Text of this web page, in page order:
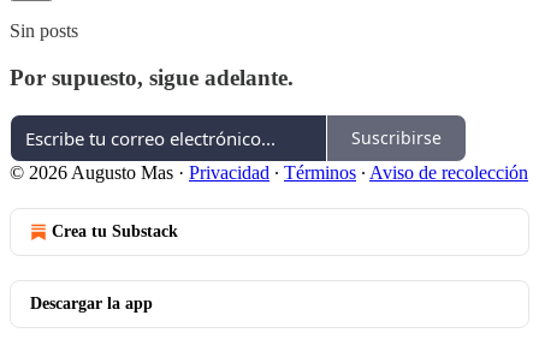
Sin posts
Por supuesto, sigue adelante.
Suscribirse
© 2026 Augusto Mas · Privacidad ∙ Términos ∙ Aviso de recolección
Crea tu Substack
Descargar la app